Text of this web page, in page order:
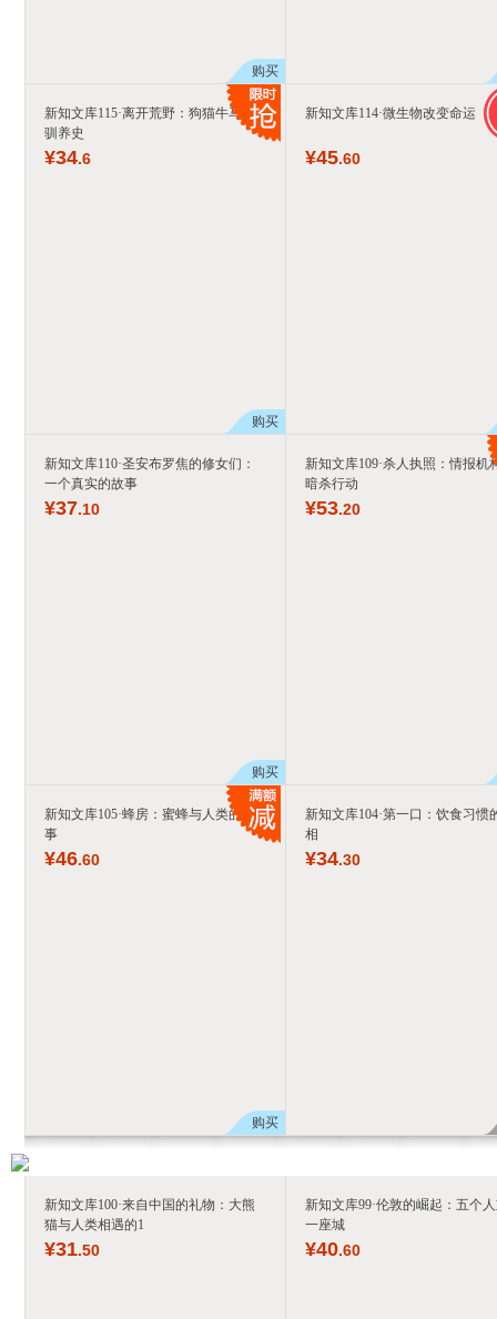
购买
新知文库115·离开荒野：狗猫牛马的
驯养史
¥34.6
购买
新知文库114·微生物改变命运
¥45.60
新知文库110·圣安布罗焦的修女们：
一个真实的故事
¥37.10
购买
新知文库109·杀人执照：情报机
暗杀行动
¥53.20
新知文库105·蜂房：蜜蜂与人类的故
事
¥46.60
购买
新知文库104·第一口：饮食习惯
相
¥34.30
新知文库100·来自中国的礼物：大熊
猫与人类相遇的1
¥31.50
新知文库99·伦敦的崛起：五个
一座城
¥40.60